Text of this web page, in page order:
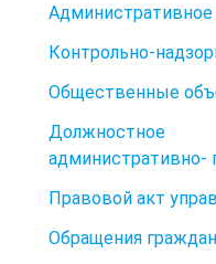
Контрольно-
Общественные
административно-
Правовой акт
Обращения